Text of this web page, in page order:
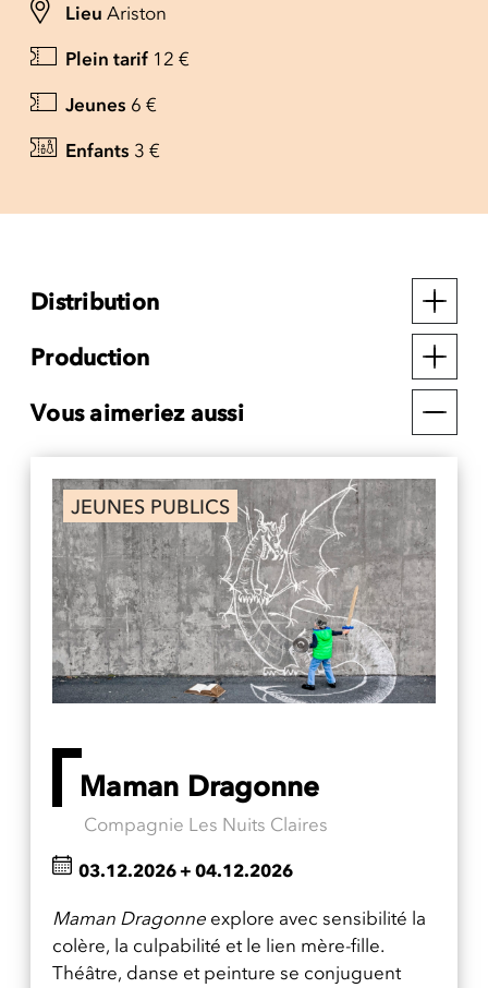
Lieu Ariston
Plein tarif 12 €
Jeunes 6 €
Enfants 3 €
Distribution
Production
Vous aimeriez aussi
JEUNES PUBLICS
Maman Dragonne
Compagnie Les Nuits Claires
Maman Dragonne explore avec sensibilité la
colère, la culpabilité et le lien mère-fille.
Théâtre, danse et peinture se conjuguent
03.12.2026+ 04.12.2026